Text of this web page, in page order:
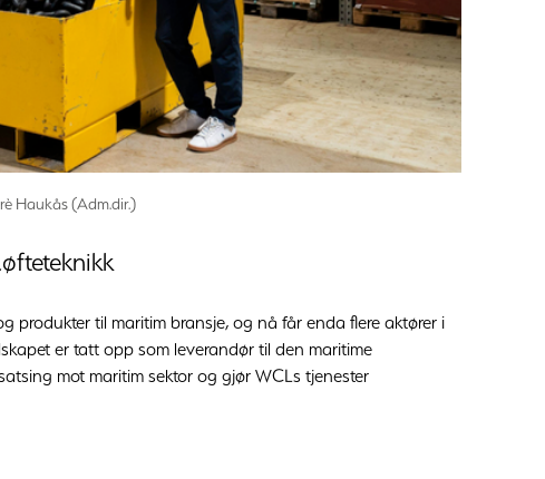
Haukås (Adm.dir.)
produkter til maritim bransje, og nå får enda flere aktører i
er tatt opp som leverandør til den maritime
mot maritim sektor og gjør WCLs tjenester